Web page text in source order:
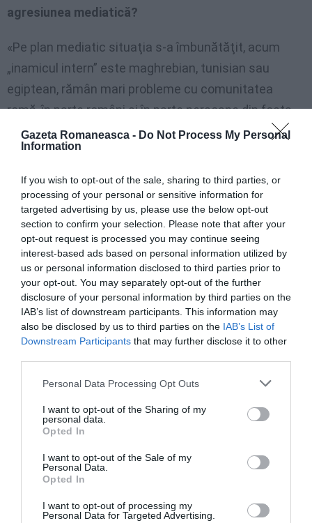
Gazeta Romaneasca - Do Not Process My Personal
Information
If you wish to opt-out of the sale, sharing to third parties, or
processing of your personal or sensitive information for
targeted advertising by us, please use the below opt-out
section to confirm your selection. Please note that after your
opt-out request is processed you may continue seeing
interest-based ads based on personal information utilized by
us or personal information disclosed to third parties prior to
your opt-out. You may separately opt-out of the further
disclosure of your personal information by third parties on the
IAB’s list of downstream participants. This information may
also be disclosed by us to third parties on the IAB’s List of
Downstream Participants that may further disclose it to other
Personal Data Processing Opt Outs
I want to opt-out of the Sharing of my
personal data.
Opted In
I want to opt-out of the Sale of my
Personal Data.
Opted In
I want to opt-out of processing my
Personal Data for Targeted Advertising.
agresiunea mediatică?
«Pe plan mediatic situaţia s-a îmbunătăţit, acum
„inamicul intern” este maghrebian, tunisian sau
egiptean, rămân mari probleme cu comunitatea
romă, în parte români şi în parte persoane din fosta
Iugoslavie.»
miniştri de interne Maroni şi Cancellieri în materie
de imigraţie?
«Până astăzi, din păcate, diferitele guverne au închis
căile de intrare legale, cu excepţia posibilităţii de a
intra cu vize turistice până la trei luni, şi au înăsprit
politica acordurilor bilaterale pentru respingerea şi
expulzarea străinilor neregulari. Si în materie de azil şi
protecţie internaţională Italia rămâne pe ultimele
număr de cereri de azil efectiv acceptate.»
Cum adoptă legislaţia italiană directivele europene
«Italia a adoptat numai parţial multe directive
comunitare, accentuând aspectele represive, fără a